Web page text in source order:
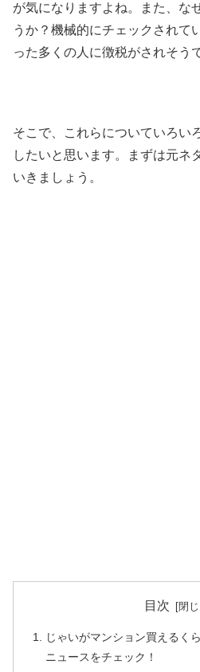
が気になりますよね。また、な
うか？機械的にチェックされて
った多くの人に徴税がされそう
そこで、これらについていろい
したいと思います。まずは元ネ
いきましょう。
目次
じゃいがマンション買えるく
ニュースをチェック！